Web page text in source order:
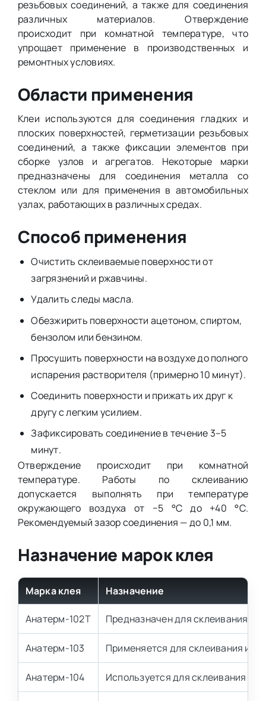
резьбовых соединений, а также для соединения
различных материалов. Отверждение
происходит при комнатной температуре, что
упрощает применение в производственных и
ремонтных условиях.
Области применения
Клеи используются для соединения гладких и
плоских поверхностей, герметизации резьбовых
соединений, а также фиксации элементов при
сборке узлов и агрегатов. Некоторые марки
предназначены для соединения металла со
стеклом или для применения в автомобильных
узлах, работающих в различных средах.
Способ применения
Очистить склеиваемые поверхности от
загрязнений и ржавчины.
Удалить следы масла.
Обезжирить поверхности ацетоном, спиртом,
бензолом или бензином.
Просушить поверхности на воздухе до полного
испарения растворителя (примерно 10 минут).
Соединить поверхности и прижать их друг к
другу с легким усилием.
Зафиксировать соединение в течение 3–5
минут.
Отверждение происходит при комнатной
температуре. Работы по склеиванию
допускается выполнять при температуре
окружающего воздуха от −5 °С до +40 °С.
Рекомендуемый зазор соединения — до 0,1 мм.
Назначение марок клея
Марка клея Назначение
Анатерм-102Т Предназначен для склеивания и
Анатерм-103 Применяется для склеивания и
Анатерм-104 Используется для склеивания